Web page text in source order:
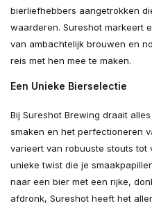
bierliefhebbers aangetrokken
waarderen. Sureshot markeert
van ambachtelijk brouwen en
reis met hen mee te maken.
Een Unieke Bierselectie
Bij Sureshot Brewing draait
smaken en het perfectioneren
varieert van robuuste stouts tot
unieke twist die je
naar een bier met een rijke,
afdronk, Sureshot heeft het